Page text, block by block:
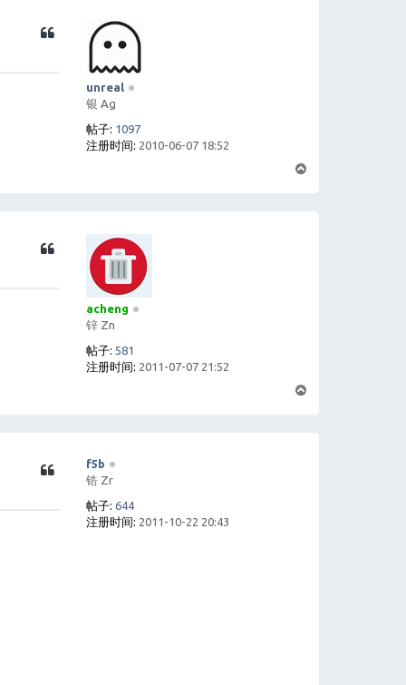
unreal
银 Ag
帖子: 1097
注册时间: 2010-06-07 18:52
acheng
锌 Zn
帖子: 581
注册时间: 2011-07-07 21:52
f5b
锆 Zr
帖子: 644
注册时间: 2011-10-22 20:43